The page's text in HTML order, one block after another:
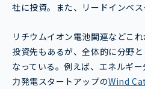
社に投資。また、リードインベス
リチウムイオン電池関連などこ
投資先もあるが、全体的に分野
なっている。例えば、エネルギ
力発電スタートアップのWind